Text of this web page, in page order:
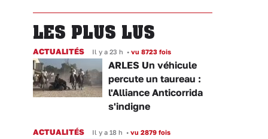
LES PLUS LUS
ACTUALITÉS Il y a 23 h • vu 8723 fois
ARLES Un véhicule
percute un taureau :
l'Alliance Anticorrida
s'indigne
ACTUALITÉS Il y a 18 h • vu 2879 fois